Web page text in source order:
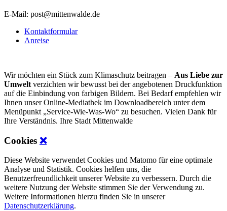
E-Mail: post@mittenwalde.de
Kontaktformular
Anreise
Wir möchten ein Stück zum Klimaschutz beitragen – Aus Liebe zur
Umwelt verzichten wir bewusst bei der angebotenen Druckfunktion
auf die Einbindung von farbigen Bildern. Bei Bedarf empfehlen wir
Ihnen unser Online-Mediathek im Downloadbereich unter dem
Menüpunkt „Service-Wie-Was-Wo“ zu besuchen. Vielen Dank für
Ihre Verständnis. Ihre Stadt Mittenwalde
Cookies ❌
Diese Website verwendet Cookies und Matomo für eine optimale
Analyse und Statistik. Cookies helfen uns, die
Benutzerfreundlichkeit unserer Website zu verbessern. Durch die
weitere Nutzung der Website stimmen Sie der Verwendung zu.
Weitere Informationen hierzu finden Sie in unserer
Datenschutzerklärung.